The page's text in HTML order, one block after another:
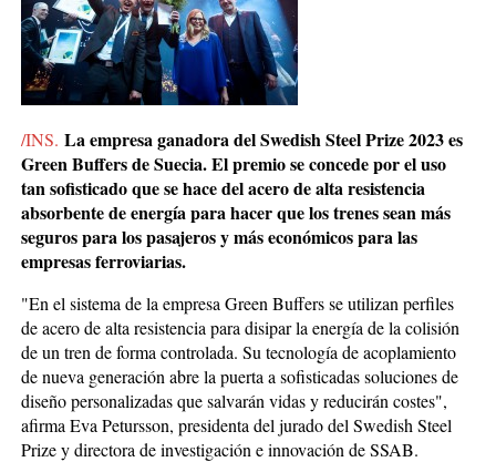
/INS. La empresa ganadora del Swedish Steel Prize 2023 es
Green Buffers de Suecia. El premio se concede por el uso
tan sofisticado que se hace del acero de alta resistencia
absorbente de energía para hacer que los trenes seanmás
seguros para los pasajeros y más económicos para las
empresas ferroviarias.
"En el sistema de la empresa Green Buffers se utilizan perfiles
de acero de alta resistencia para disipar la energía de la colisión
de un tren de forma controlada. Su tecnología de acoplamiento
de nueva generación abre la puerta a sofisticadas soluciones de
diseño personalizadas que salvarán vidas y reducirán costes",
afirma Eva Petursson, presidenta del jurado del Swedish Steel
Prize y directora de investigación e innovación de SSAB.